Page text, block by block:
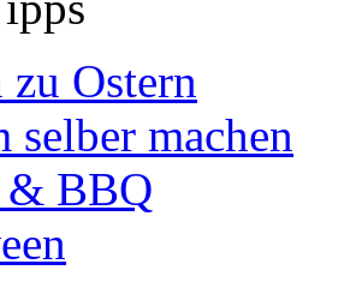
zu Ostern
selber machen
BBQ